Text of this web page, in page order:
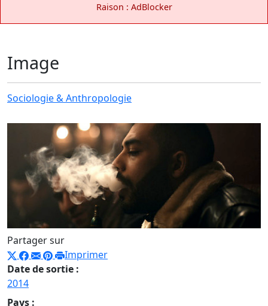
Raison : AdBlocker
Image
Sociologie & Anthropologie
Partager sur
Imprimer
Date de sortie :
2014
Pays :